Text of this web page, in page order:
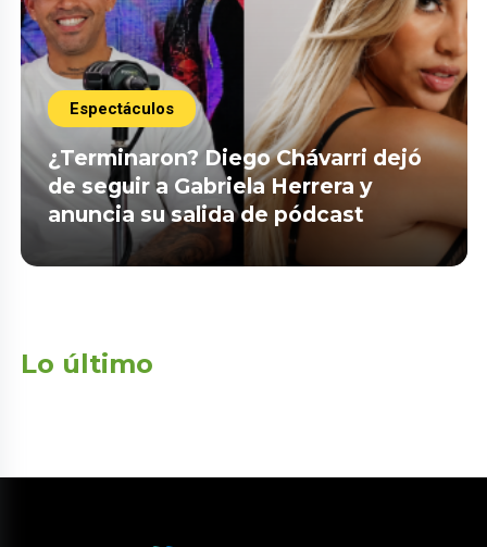
Espectáculos
¿Terminaron? Diego Chávarri dejó
de seguir a Gabriela Herrera y
anuncia su salida de pódcast
Lo último